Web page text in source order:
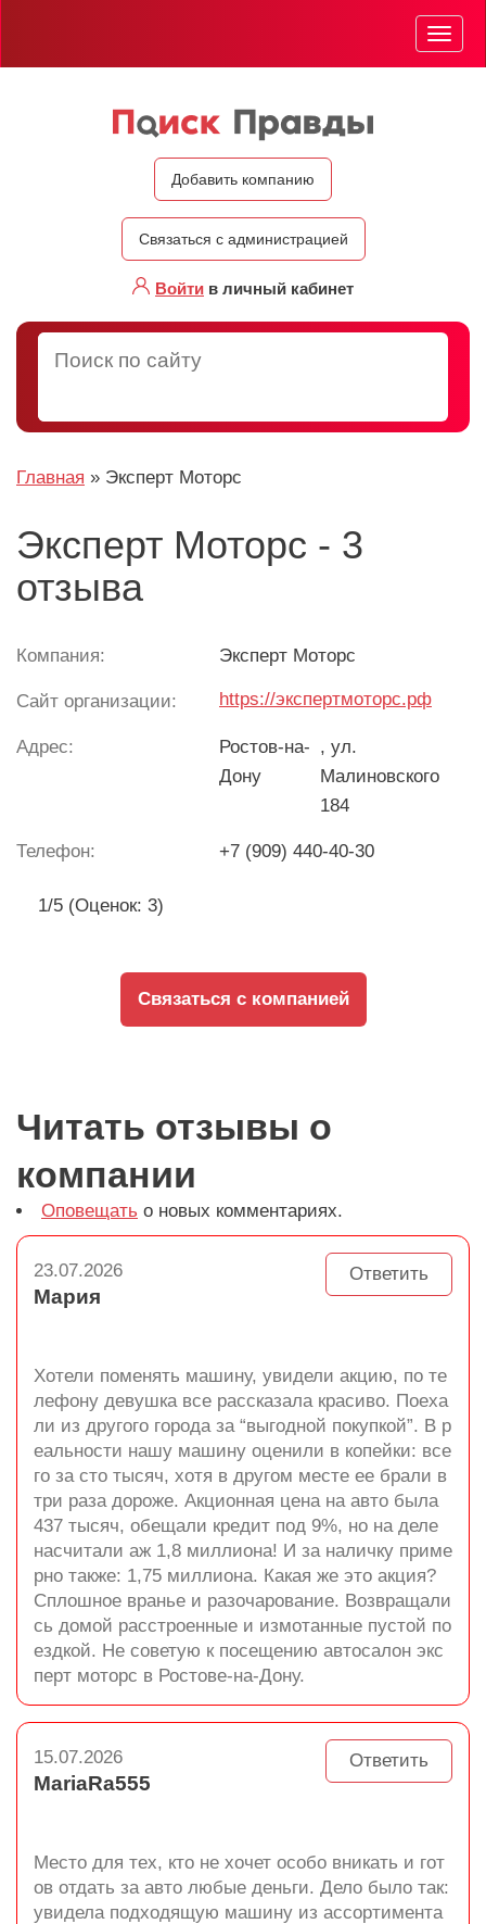
Добавить компанию
Связаться с администрацией
Войти в личный кабинет
Меню
Главная » Эксперт Моторс
Эксперт Моторс - 3
отзыва
Компания: Эксперт Моторс
Сайт организации: https://экспертмоторс.рф
Адрес:
Ростов-на-
Дону
, ул.
Малиновского
184
Телефон: +7 (909) 440-40-30
1/5 (Оценок: 3)
Связаться с компанией
Читать отзывы о
компании
Оповещать о новых комментариях.
Ответить
23.07.2026
Мария
Хотели поменять машину, увидели акцию, по те
лефону девушка все рассказала красиво. Поеха
ли из другого города за “выгодной покупкой”. В р
еальности нашу машину оценили в копейки: все
го за сто тысяч, хотя в другом месте ее брали в
три раза дороже. Акционная цена на авто была
437 тысяч, обещали кредит под 9%, но на деле
насчитали аж 1,8 миллиона! И за наличку приме
рно также: 1,75 миллиона. Какая же это акция?
Сплошное вранье и разочарование. Возвращали
сь домой расстроенные и измотанные пустой по
ездкой. Не советую к посещению автосалон экс
перт моторс в Ростове-на-Дону.
Ответить
15.07.2026
MariaRa555
Место для тех, кто не хочет особо вникать и гот
ов отдать за авто любые деньги. Дело было так:
увидела подходящую машину из ассортимента